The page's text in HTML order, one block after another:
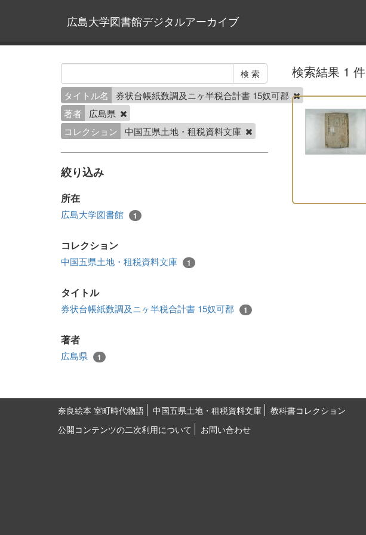
広島大学図書館デジタルアーカイブ
タイトル名
券状台帳紙数調及ニヶ半税合計書 15奴可郡
著者
広島県
コレクション
中国五県土地・租税資料文庫
絞り込み
所在
広島大学図書館 1
コレクション
中国五県土地・租税資料文庫 1
タイトル
券状台帳紙数調及ニヶ半税合計書 15奴可郡 1
著者
広島県 1
検索結果 1 件
奈良絵本 室町時代物語 中国五県土地・租税資料文庫
教科書コレクション
公開コンテンツの二次利用について
お問い合わせ